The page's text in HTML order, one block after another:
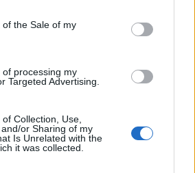
specified purposes in below Google
the Sale of my
processing my
Targeted Advertising.
Collection, Use,
or Sharing of my
Is Unrelated with the
it was collected.
affichait « Tous les regards sur
aux attaques israéliennes
la bande de Gaza, qui ont pourtant
médiatique en France. Toutefois,